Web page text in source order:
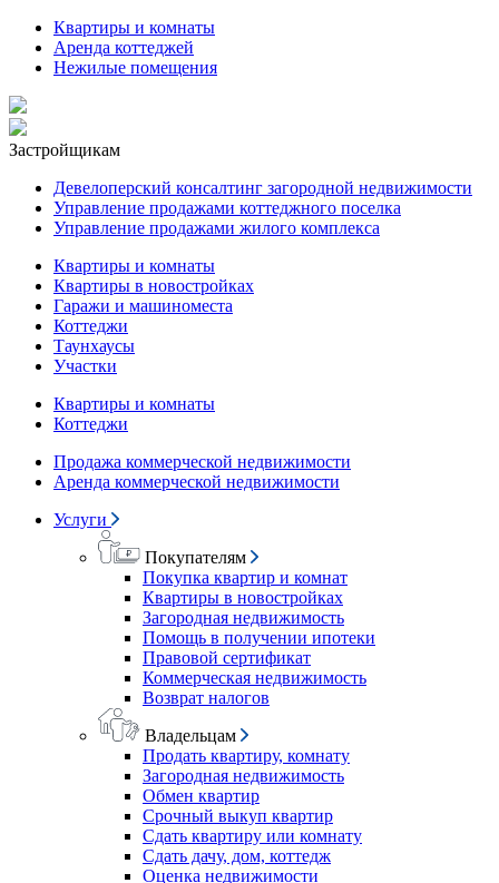
Квартиры и комнаты
Аренда коттеджей
Нежилые помещения
Застройщикам
Девелоперский консалтинг загородной недвижимости
Управление продажами коттеджного поселка
Управление продажами жилого комплекса
Квартиры и комнаты
Квартиры в новостройках
Гаражи и машиноместа
Коттеджи
Таунхаусы
Участки
Квартиры и комнаты
Коттеджи
Продажа коммерческой недвижимости
Аренда коммерческой недвижимости
Услуги
Покупателям
Покупка квартир и комнат
Квартиры в новостройках
Загородная недвижимость
Помощь в получении ипотеки
Правовой сертификат
Коммерческая недвижимость
Возврат налогов
Владельцам
Продать квартиру, комнату
Загородная недвижимость
Обмен квартир
Срочный выкуп квартир
Сдать квартиру или комнату
Сдать дачу, дом, коттедж
Оценка недвижимости